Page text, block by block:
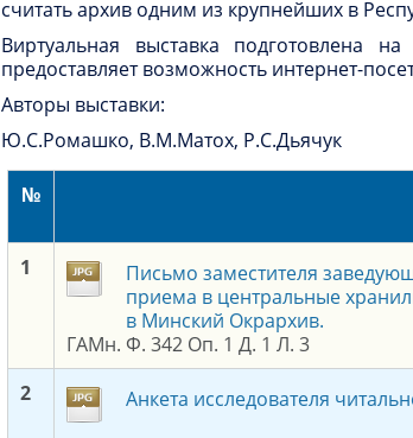
считать архив одним из крупнейших в
Виртуальная выставка подготовлена
предоставляет возможность интернет-
Авторы выставки:
Ю.С.Ромашко, В.М.Матох, Р.С.Дьячук
№
1
Письмо заместителя
приема в центральные
в Минский Окрархив.
ГАМн. Ф. 342 Оп. 1 Д. 1 Л. 3
2
Анкета исследователя